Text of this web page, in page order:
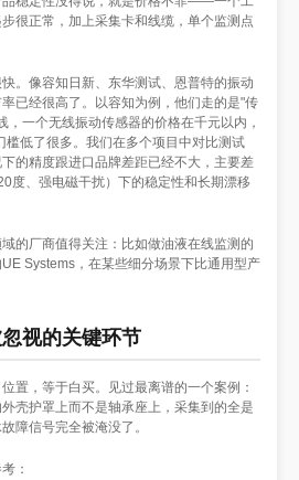
很正常，加上采集卡和线缆，单个监测点
。像容知日新、东华测试、恩普特的振动
已经很高了。以容知为例，他们走的是"传
，一个无线振动传感器的价格在千元以内，
槛低了很多。我们在多个项目中对比测试
的精度跟进口品牌差距已经不大，主要差
度、强电磁干扰）下的稳定性和长期漂移
的厂商值得关注：比如做油液在线监测的
Systems，在某些细分场景下比通用型产
视的关键环节
置，等于白买。见过最离谱的一个案例：
壳护罩上而不是轴承座上，采集到的全是
障信号完全被淹没了。
：